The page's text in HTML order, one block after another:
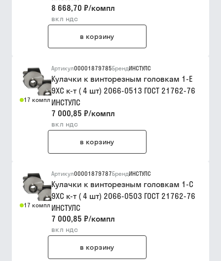
8 668,70 ₽/компл
вкл ндс
в корзину
17 компл
Артикул00001879785БрендИНСТУЛС
Кулачки к винторезным головкам 1-Е
9ХС к-т ( 4 шт) 2066-0513 ГОСТ 21762-76
ИНСТУЛС
7 000,85 ₽/компл
вкл ндс
в корзину
17 компл
Артикул00001879787БрендИНСТУЛС
Кулачки к винторезным головкам 1-С
9ХС к-т ( 4 шт) 2066-0503 ГОСТ 21762-76
ИНСТУЛС
7 000,85 ₽/компл
вкл ндс
в корзину